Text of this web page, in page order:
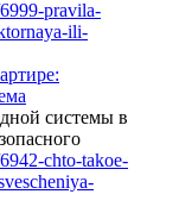
системы в